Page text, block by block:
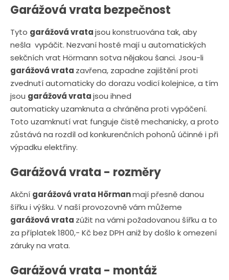
t
t
Garážová vrata bezpečnost
Tyto garážová vratajsou konstruována tak, aby
nešla vypáčit. Nezvaní hosté mají u automatických
sekčních vrat Hörmann sotva nějakou šanci. Jsou-li
garážová vrata zavřena, zapadne zajištění proti
zvednutí automaticky do dorazu vodicí kolejnice, a tím
jsou garážová vratajsou ihned
automaticky uzamknuta a chráněna proti vypáčení.
Toto uzamknutí vrat funguje čistě mechanicky, a proto
zůstává na rozdíl od konkurenčních pohonů účinné i při
výpadku elektřiny.
Garážová vrata - rozměry
Akční garážová vrata Hörmanmají přesně danou
šířku i výšku. V naší provozovně vám můžeme
garážová vrata zúžit na vámi požadovanou šířku a to
za příplatek 1800,- Kč bez DPH aniž by došlo k omezení
záruky na vrata.
Garážová vrata - montáž